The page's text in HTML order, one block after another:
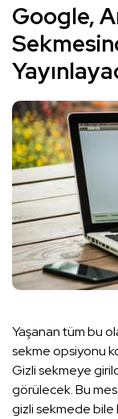
Google,
Yaşanan tüm bu
sekme opsiyonu
Gizli sekmeye
görülecek. Bu
gizli sekmede bile